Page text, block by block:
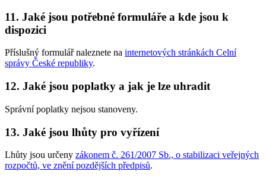
11. Jaké jsou potřebné formuláře a kde jsou k
dispozici
Příslušný formulář naleznete na internetových stránkách Celní
správy České republiky.
12. Jaké jsou poplatky a jak je lze uhradit
Správní poplatky nejsou stanoveny.
13. Jaké jsou lhůty pro vyřízení
Lhůty jsou určeny zákonem č. 261/2007 Sb., o stabilizaci veřejných
rozpočtů, ve znění pozdějších předpisů.